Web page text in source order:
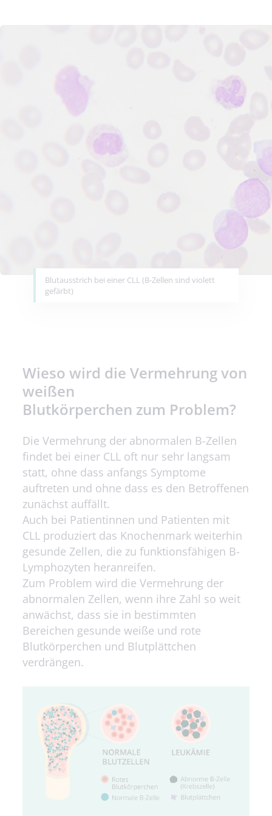
Blutausstrich bei einer CLL (B-Zellen sind violett
gefärbt)
Wieso wird die Vermehrung von
weißen
Blutkörperchen zum Problem?
Die Vermehrung der abnormalen B-Zellen
findet bei einer CLL oft nur sehr langsam
statt, ohne dass anfangs Symptome
auftreten und ohne dass es den Betroffenen
zunächst auffällt.
Auch bei Patientinnen und Patienten mit
CLL produziert das Knochenmark weiterhin
gesunde Zellen, die zu funktionsfähigen B-
Lymphozyten heranreifen.
Zum Problem wird die Vermehrung der
abnormalen Zellen, wenn ihre Zahl so weit
anwächst, dass sie in bestimmten
Bereichen gesunde weiße und rote
Blutkörperchen und Blutplättchen
verdrängen.